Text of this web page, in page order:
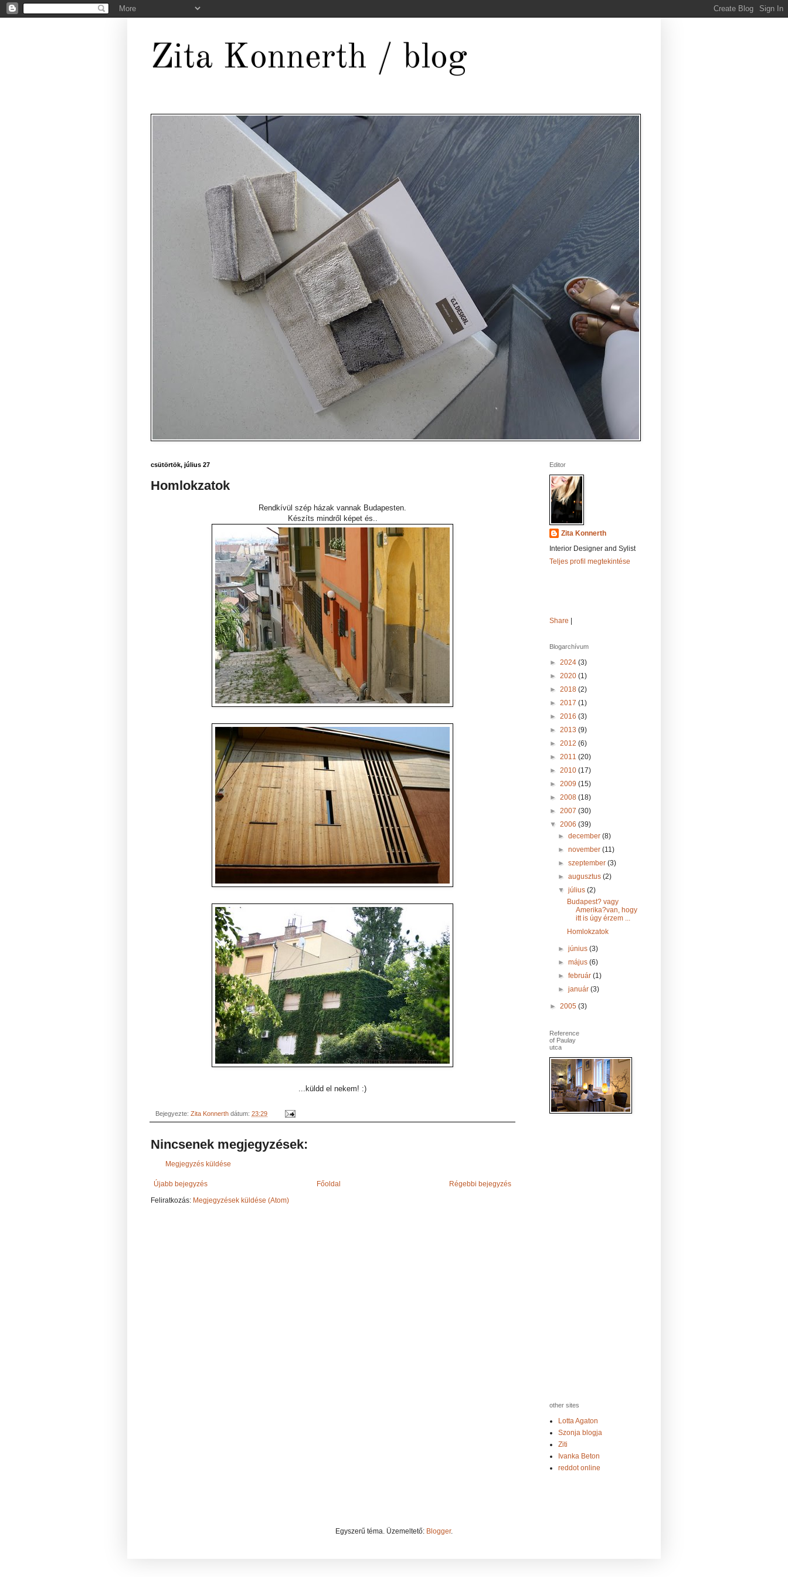
Zita Konnerth / blog
csütörtök, július 27
Homlokzatok
Rendkívül szép házak vannak Budapesten.
Készíts mindről képet és..
...küldd el nekem! :)
Bejegyezte: Zita Konnerth dátum: 23:29
Nincsenek megjegyzések:
Megjegyzés küldése
Újabb bejegyzés Régebbi bejegyzés
Főoldal
Feliratkozás: Megjegyzések küldése (Atom)
Editor
Zita Konnerth
Interior Designer and Sylist
Teljes profil megtekintése
Share
Blogarchívum
► 2024 (3)
► 2020 (1)
► 2018 (2)
► 2017 (1)
► 2016 (3)
► 2013 (9)
► 2012 (6)
► 2011 (20)
► 2010 (17)
► 2009 (15)
► 2008 (18)
► 2007 (30)
▼ 2006 (39)
►december(8)
►november(11)
►szeptember(3)
►augusztus(2)
▼július(2)
Budapest? vagy
Amerika?van, hogy
itt is úgy érzem ...
Homlokzatok
►június(3)
►május(6)
►február(1)
►január(3)
► 2005 (3)
Reference
of Paulay
utca
other sites
Lotta Agaton
Szonja blogja
Ziti
Ivanka Beton
reddot online
Egyszerű téma. Üzemeltető: Blogger.